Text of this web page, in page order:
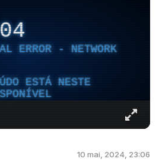
ERROR - NETWORK
ESTÁ NESTE
10 mai, 2024, 23:06